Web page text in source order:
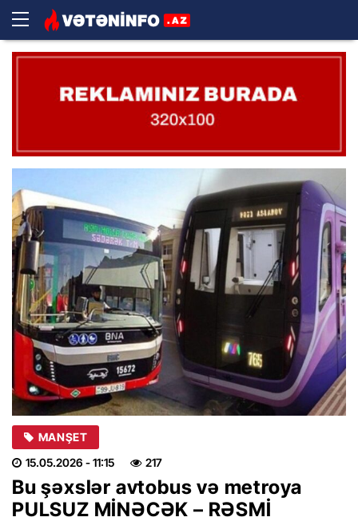
MANŞET
15.05.2026 - 11:15 217
Bu şəxslər avtobus və metroya
PULSUZ MİNƏCƏK – RƏSMİ